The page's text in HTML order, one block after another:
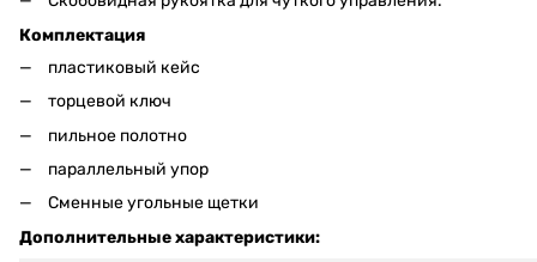
Комплектация
пластиковый кейс
торцевой ключ
пильное полотно
параллельный упор
Сменные угольные щетки
Дополнительные характеристики: